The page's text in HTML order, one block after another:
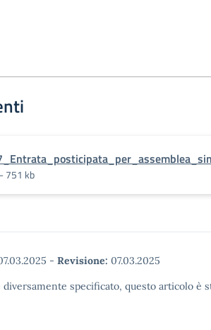
751 kb
- Revisione: 07.03.2025
diversamente specificato, questo articolo è